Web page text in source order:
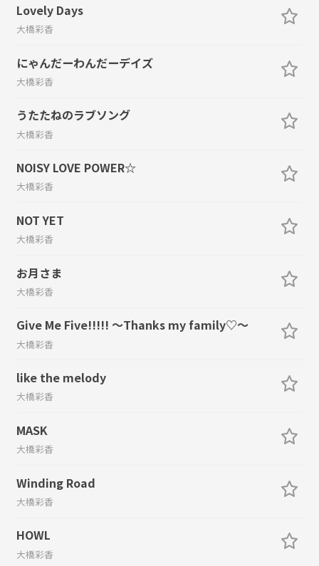
Lovely Days
大橋彩香
にゃんだーわんだーデイズ
大橋彩香
うたたねのラブソング
大橋彩香
NOISY LOVE POWER☆
大橋彩香
NOT YET
大橋彩香
お月さま
大橋彩香
Give Me Five!!!!! 〜Thanks my family♡〜
大橋彩香
like the melody
大橋彩香
MASK
大橋彩香
Winding Road
大橋彩香
HOWL
大橋彩香